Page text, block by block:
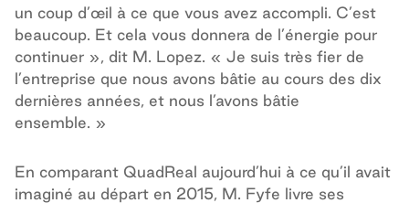
un coup d’œil à ce que vous avez accompli. C’est
beaucoup. Et cela vous donnera de l’énergie pour
continuer », dit M. Lopez. « Je suis très fier de
l’entreprise que nous avons bâtie au cours des dix
dernières années, et nous l’avons bâtie
ensemble. »
En comparant QuadReal aujourd’hui à ce qu’il avait
imaginé au départ en 2015, M. Fyfe livre ses